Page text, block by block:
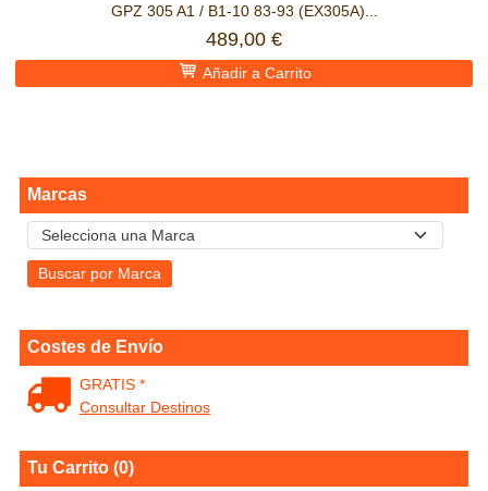
Marcas
Costes de Envío
GRATIS *
Consultar Destinos
Tu Carrito (0)
GPZ 305 A1 / B1-10 83-93 (EX305A)...
489,00 €
Añadir a Carrito